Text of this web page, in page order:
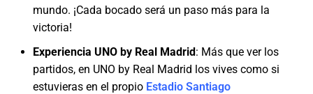
mundo. ¡Cada bocado será un paso más para la
victoria!
Experiencia UNO by Real Madrid: Más que ver los
partidos, en UNO by Real Madrid los vives como si
estuvieras en el propio Estadio Santiago